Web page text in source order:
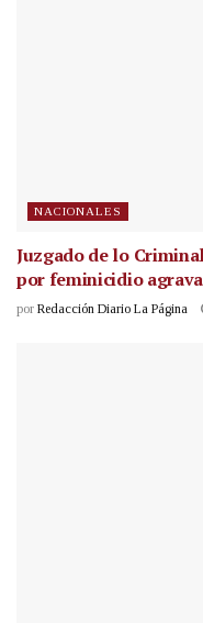
NACIONALES
Juzgado de lo
por feminicidio
por Redacción Diario La Página